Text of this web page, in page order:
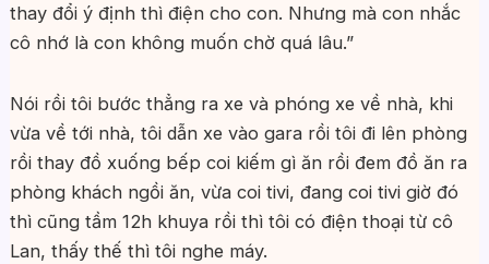
thay đổi ý định thì điện cho con. Nhưng mà con nhắc
cô nhớ là con không muốn chờ quá lâu.”
Nói rồi tôi bước thẳng ra xe và phóng xe về nhà, khi
vừa về tới nhà, tôi dẫn xe vào gara rồi tôi đi lên phòng
rồi thay đồ xuống bếp coi kiếm gì ăn rồi đem đồ ăn ra
phòng khách ngồi ăn, vừa coi tivi, đang coi tivi giờ đó
thì cũng tầm 12h khuya rồi thì tôi có điện thoại từ cô
Lan, thấy thế thì tôi nghe máy.